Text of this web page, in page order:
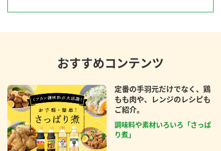
おすすめコンテンツ
定番の手羽元だけでなく、鶏
もも肉や、レンジのレシピも
ご紹介。
調味料や素材いろいろ「さっぱ
り煮」